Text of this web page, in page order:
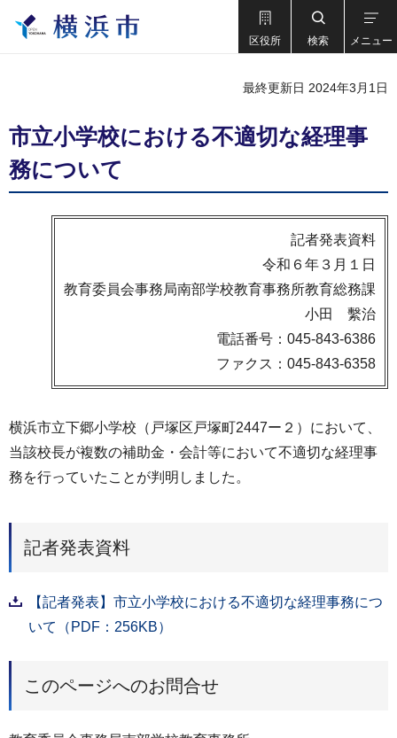
区役所 検索 メニュー
最終更新日 2024年3月1日
市立小学校における不適切な経理事
務について
記者発表資料
令和６年３月１日
教育委員会事務局南部学校教育事務所教育総務課
小田 繫治
電話番号：045-843-6386
ファクス：045-843-6358
横浜市立下郷小学校（戸塚区戸塚町2447ー２）において、
当該校長が複数の補助金・会計等において不適切な経理事
務を行っていたことが判明しました。
記者発表資料
【記者発表】市立小学校における不適切な経理事務につ
いて（PDF：256KB）
このページへのお問合せ